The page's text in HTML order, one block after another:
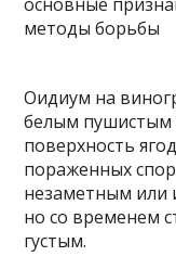
Оидиум на
белым пушистым
поверхность
пораженных
незаметным или
но со временем
густым.